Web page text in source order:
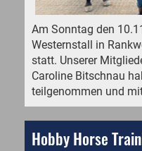
Am Sonntag den
Westernstall in
statt. Unserer
Caroline Bitschnau
teilgenommen und
Hobby Horse